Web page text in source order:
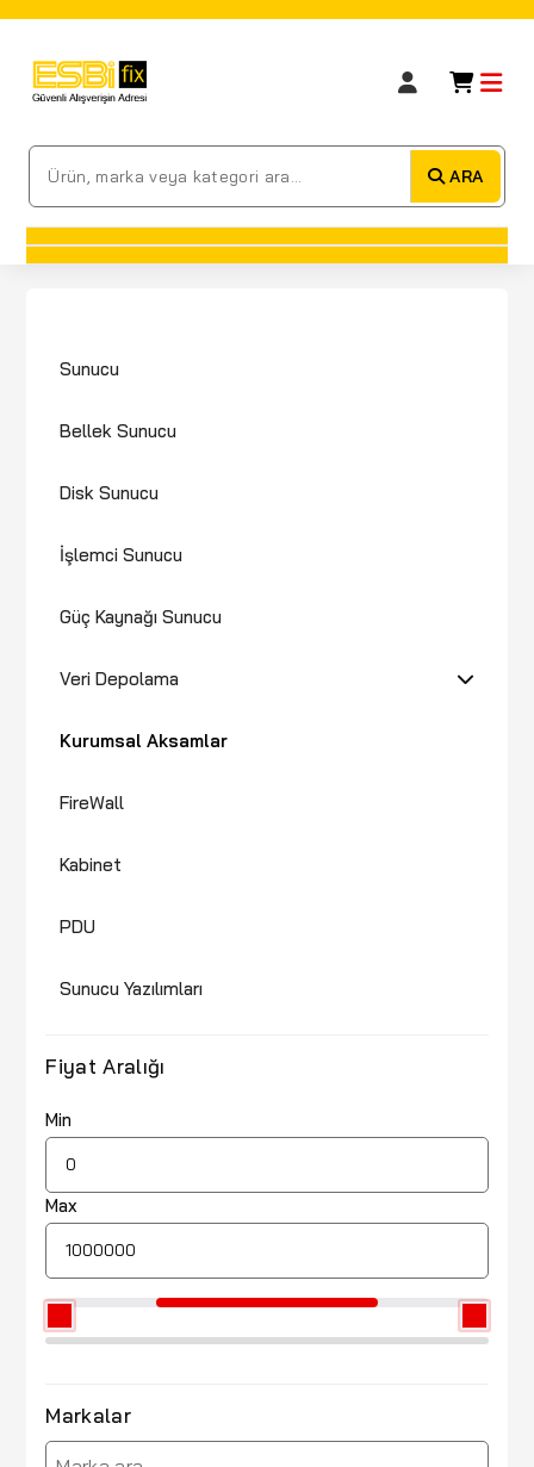
ARA
Sunucu
Bellek Sunucu
Disk Sunucu
İşlemci Sunucu
Güç Kaynağı Sunucu
Veri Depolama
Kurumsal Aksamlar
FireWall
Kabinet
PDU
Sunucu Yazılımları
Fiyat Aralığı
Min
Max
Markalar